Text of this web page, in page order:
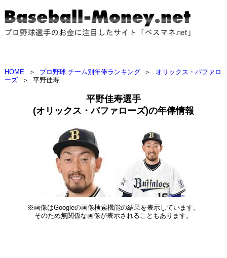
HOME ＞ プロ野球 チーム別年俸ランキング ＞
オリックス・バファロ
ーズ
＞ 平野佳寿
平野佳寿選手
(オリックス・バファローズ)の年俸情報
※画像はGoogleの画像検索機能の結果を表示しています。
そのため無関係な画像が表示されることもあります。